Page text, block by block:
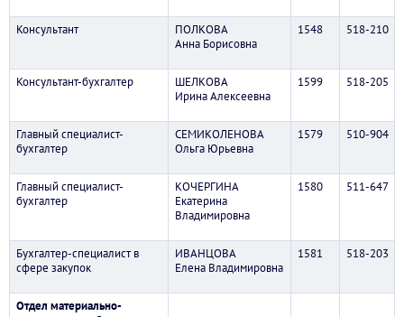
Консультант
ПОЛКОВА
Анна Борисовна
1548 518-210
Консультант-бухгалтер
ШЕЛКОВА
Ирина Алексеевна
1599 518-205
Главный специалист-
бухгалтер
СЕМИКОЛЕНОВА
Ольга Юрьевна
1579 510-904
Главный специалист-
бухгалтер
КОЧЕРГИНА
Екатерина
Владимировна
1580 511-647
Бухгалтер-специалист в
сфере закупок
ИВАНЦОВА
Елена Владимировна
1581 518-203
Отдел материально-